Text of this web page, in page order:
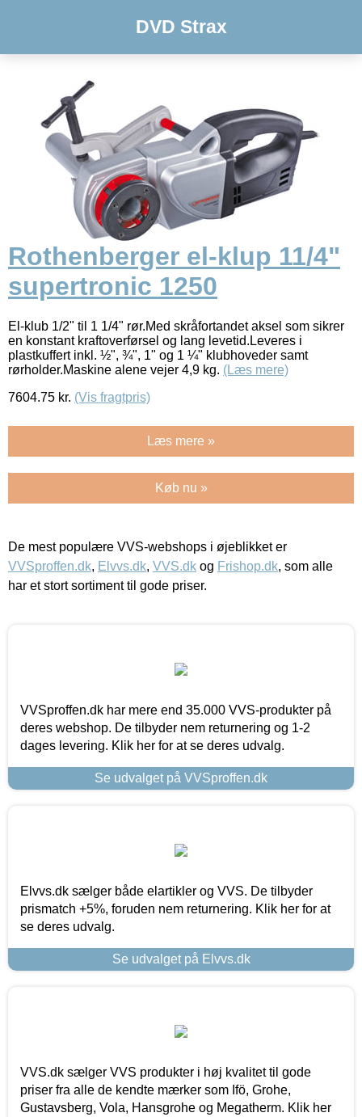
DVD Strax
Rothenberger el-klup 11/4"
supertronic 1250
El-klub 1/2" til 1 1/4" rør.Med skråfortandet aksel som sikrer
en konstant kraftoverførsel og lang levetid.Leveres i
plastkuffert inkl. ½", ¾", 1" og 1 ¼" klubhoveder samt
rørholder.Maskine alene vejer 4,9 kg. (Læs mere)
7604.75 kr. (Vis fragtpris)
Læs mere »
Køb nu »
De mest populære VVS-webshops i øjeblikket er
VVSproffen.dk, Elvvs.dk, VVS.dk og Frishop.dk, som alle
har et stort sortiment til gode priser.
VVSproffen.dk har mere end 35.000 VVS-produkter på
deres webshop. De tilbyder nem returnering og 1-2
dages levering. Klik her for at se deres udvalg.
Se udvalget på VVSproffen.dk
Elvvs.dk sælger både elartikler og VVS. De tilbyder
prismatch +5%, foruden nem returnering. Klik her for at
se deres udvalg.
Se udvalget på Elvvs.dk
VVS.dk sælger VVS produkter i høj kvalitet til gode
priser fra alle de kendte mærker som Ifö, Grohe,
Gustavsberg, Vola, Hansgrohe og Megatherm. Klik her